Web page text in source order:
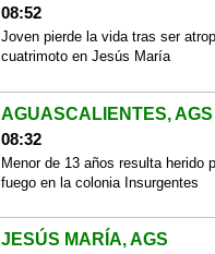
08:52
Joven pierde la vida tras ser
cuatrimoto en Jesús María
AGUASCALIENTES, AGS
08:32
Menor de 13 años resulta herido
fuego en la colonia Insurgentes
JESÚS MARÍA, AGS